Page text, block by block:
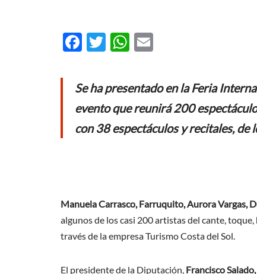
F
e
b
o
o
T
itt
er
W
at
s
A
p
ail
Se ha presentado en la Feria
evento que reunirá 200
con 38 espectáculos y recitales, de
Manuela Carrasco, Farruquito, Aurora Vargas,
algunos de los casi 200 artistas del cante,
través de la empresa Turismo Costa del Sol.
El presidente de la Diputación, Francisco Salado,